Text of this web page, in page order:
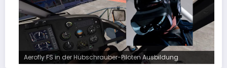
Aerofly FS in der Hubschrauber-Piloten Ausbildung